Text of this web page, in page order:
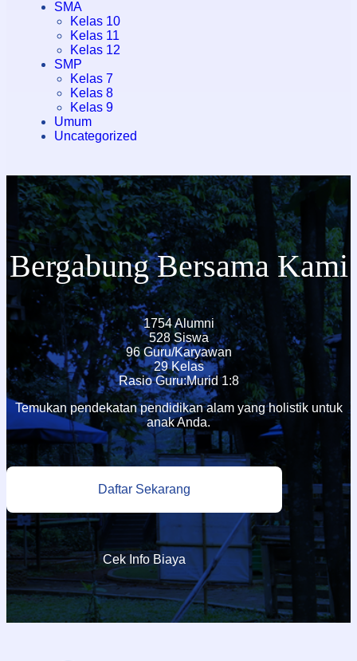
SMA
Kelas 10
Kelas 11
Kelas 12
SMP
Kelas 7
Kelas 8
Kelas 9
Umum
Uncategorized
Bergabung Bersama Kami
1754 Alumni
528 Siswa
96 Guru/Karyawan
29 Kelas
Rasio Guru:Murid 1:8
Temukan pendekatan pendidikan alam yang holistik untuk
anak Anda.
Daftar Sekarang
Cek Info Biaya